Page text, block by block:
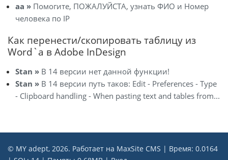
aa » Помогите, ПОЖАЛУЙСТА, узнать ФИО и Номер
человека по IP
Как перенести/скопировать таблицу из
Word`a в Adobe InDesign
Stan » В 14 версии нет данной функции!
Stan » В 14 версии путь таков: Edit - Preferences - Type
- Clipboard handling - When pasting text and tables from...
© MY adept, 2026. Работает на MaxSite CMS | Время: 0.0164